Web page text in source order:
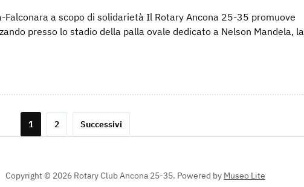
Falconara a scopo di solidarietà Il Rotary Ancona 25-35 promuove
presso lo stadio della palla ovale dedicato a Nelson Mandela, la
1 2 Successivi
Copyright © 2026 Rotary Club Ancona 25-35. Powered by Museo Lite